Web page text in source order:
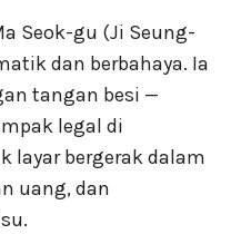
Seok-gu (Ji Seung-
dan berbahaya. Ia
tangan besi —
legal di
layar bergerak dalam
uang, dan